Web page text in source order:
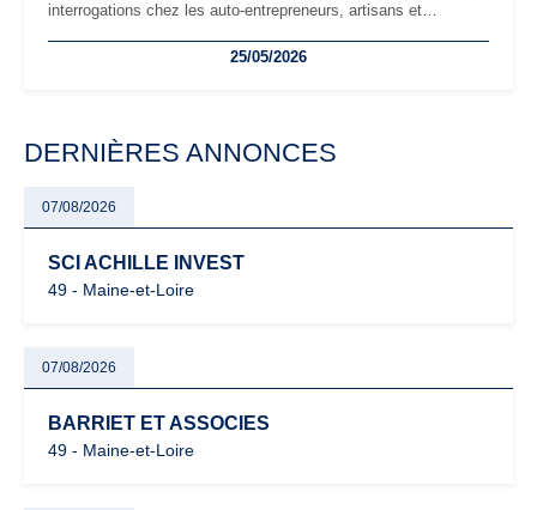
interrogations chez les auto-entrepreneurs, artisans et
facturation ou risque de bascule vers la TVA : les règles
25/05/2026
DERNIÈRES ANNONCES
07/08/2026
SCI ACHILLE INVEST
49 - Maine-et-Loire
07/08/2026
BARRIET ET ASSOCIES
49 - Maine-et-Loire